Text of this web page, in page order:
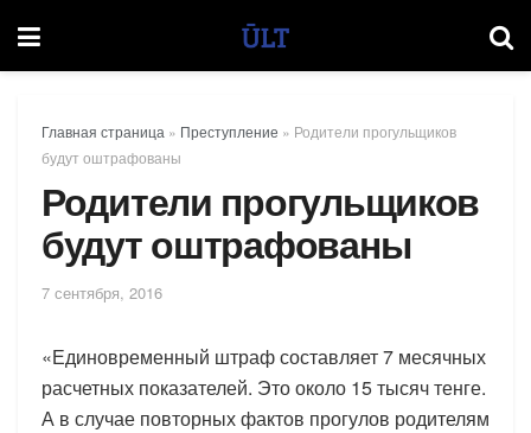
Главная страница » Преступление » Родители прогульщиков
будут оштрафованы
Родители прогульщиков
будут оштрафованы
7 сентября, 2016
«Единовременный штраф составляет 7 месячных
расчетных показателей. Это около 15 тысяч тенге.
А в случае повторных фактов прогулов родителям